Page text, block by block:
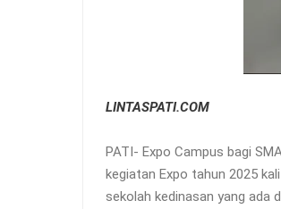
LINTASPATI.COM
PATI- Expo Campus bagi
kegiatan Expo tahun 2025
sekolah kedinasan yang ada